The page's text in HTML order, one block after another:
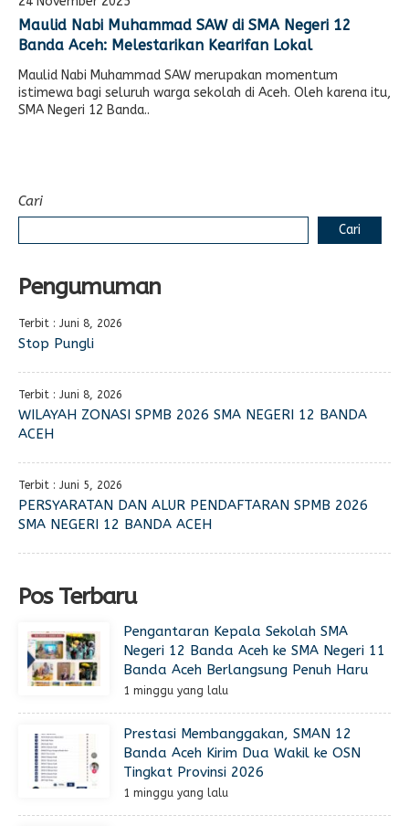
Ekonomi Kreatif
E-LEARNING
ABSENSI
Absensi Guru
Maulid Nabi Muhammad SAW di SMA Negeri 12
Banda Aceh: Melestarikan Kearifan Lokal
Maulid Nabi Muhammad SAW merupakan momentum
istimewa bagi seluruh warga sekolah di Aceh. Oleh karena itu,
SMA Negeri 12 Banda..
Cari
Cari
Pengumuman
Terbit : Juni 8, 2026
Stop Pungli
Terbit : Juni 8, 2026
WILAYAH ZONASI SPMB 2026 SMA NEGERI 12 BANDA
ACEH
Terbit : Juni 5, 2026
PERSYARATAN DAN ALUR PENDAFTARAN SPMB 2026
SMA NEGERI 12 BANDA ACEH
Pos Terbaru
Pengantaran Kepala Sekolah SMA
Negeri 12 Banda Aceh ke SMA Negeri 11
Banda Aceh Berlangsung Penuh Haru
1 minggu yang lalu
Prestasi Membanggakan, SMAN 12
Banda Aceh Kirim Dua Wakil ke OSN
Tingkat Provinsi 2026
1 minggu yang lalu